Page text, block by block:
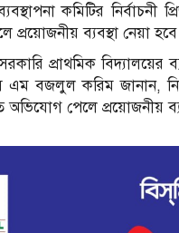
কমিটির
প্রয়োজনীয় ব্যবস্থা নেয়া
প্রাথমিক বিদ্যালয়ের
বজলুল করিম জানান,
অভিযোগ পেলে প্রয়োজনীয়